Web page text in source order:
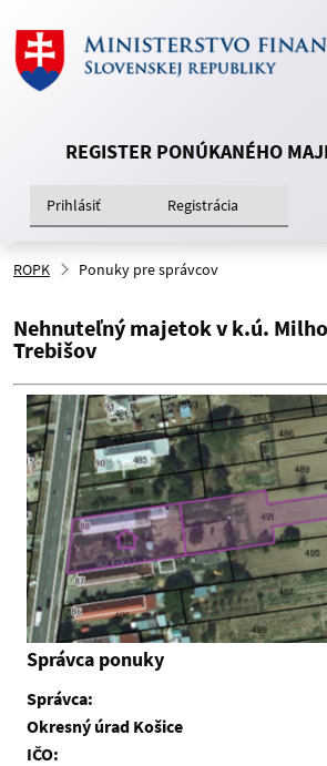
REGISTER PONÚKANÉHO
Prihlásiť Registrácia
ROPK Ponuky pre správcov
Nehnuteľný majetok v k.ú.
Trebišov
Správca ponuky
Správca:
Okresný úrad Košice
IČO: